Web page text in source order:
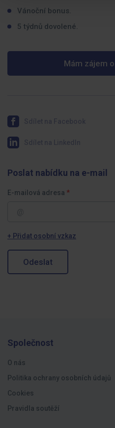
Vánoční bonus.
5 týdnů dovolené.
Mám zájem
Poslat nabídku na e-mail
E-mailová adresa
+ Přidat osobní vzkaz
Odeslat
Společnost
O nás
Politika ochrany osobních údajů
Cookies
Pravidla soutěží